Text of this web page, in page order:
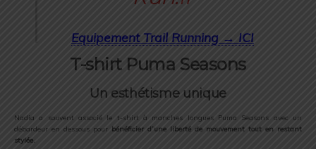
Equipement Trail Running → ICI
T-shirt Puma Seasons
Un esthétisme unique
Nadia a souvent associé le t-shirt à manches longues Puma Seasons avec un
débardeur en dessous pour bénéficier d’une liberté de mouvement tout en restant
stylée.